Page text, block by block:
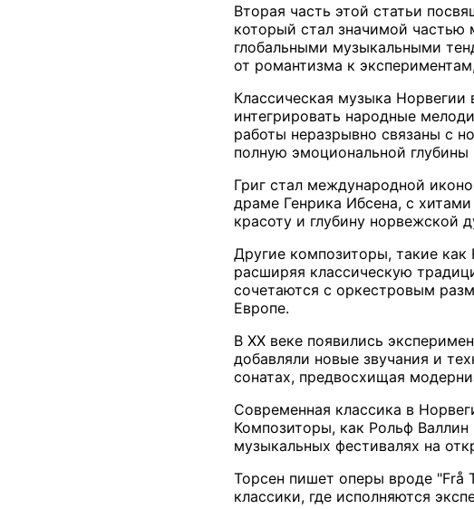
Вторая часть этой статьи
который стал значимой
глобальными музыкальными
от романтизма к
Классическая музыка
интегрировать народные
работы неразрывно связаны с
полную эмоциональной глубины
Григ стал международной
драме Генрика Ибсена, с
красоту и глубину
Другие композиторы, такие
расширяя классическую
сочетаются с оркестровым
Европе.
В XX веке появились
добавляли новые звучания и
сонатах, предвосхищая
Современная классика в
Композиторы, как Рольф Валлин
музыкальных фестивалях на
Торсен пишет оперы вроде "Frå
классики, где исполняются